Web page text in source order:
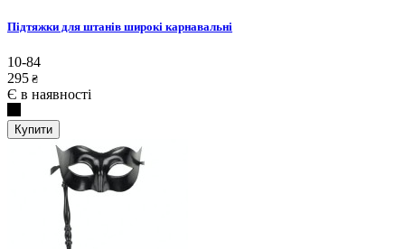
Підтяжки для штанів широкі карнавальні
10-84
295 ₴
Є в наявності
Купити